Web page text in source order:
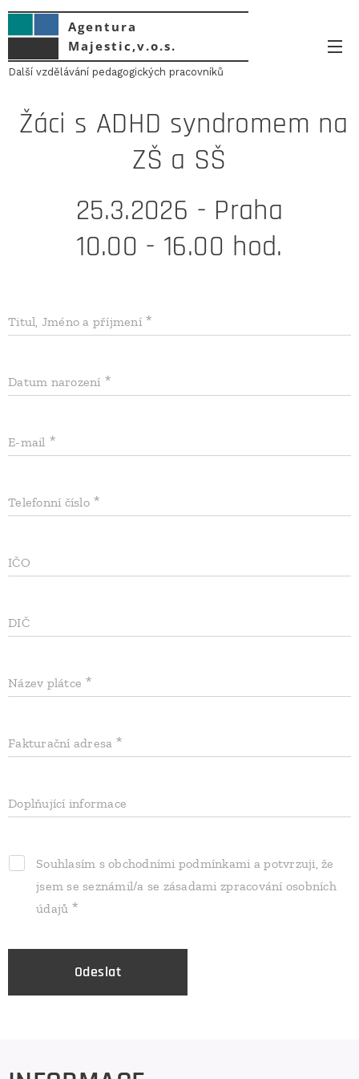
Agentura
Majestic,v.o.s.
Další vzdělávání pedagogických pracovníků
Žáci s ADHD syndromem na
ZŠ a SŠ
25.3.2026 - Praha
10.00 - 16.00 hod.
Titul, Jméno a příjmení
Datum narození
E-mail
Telefonní číslo
IČO
DIČ
Název plátce
Fakturační adresa
Doplňující informace
Souhlasím s obchodními podmínkami a potvrzuji, že
jsem se seznámil/a se zásadami zpracování osobních
údajů
Odeslat